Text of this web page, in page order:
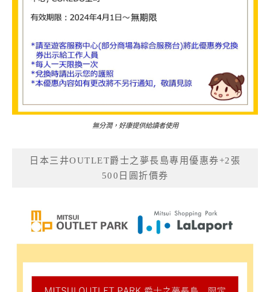
無分潤，好康提供給讀者使用
日本三井OUTLET爵士之夢長島專用優惠券+2張
500日圓折價券